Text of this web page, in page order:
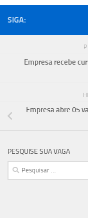
SIGA:
Empresa recebe
Empresa abre 05
PESQUISE SUA VAGA
Pesquisar
por: